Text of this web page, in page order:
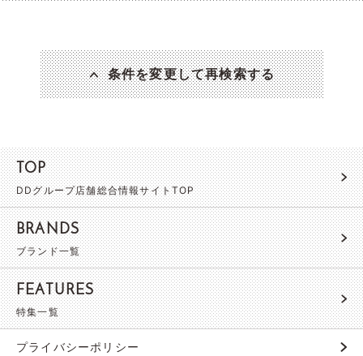
条件を変更して再検索する
TOP
DDグループ店舗総合情報サイトTOP
BRANDS
ブランド一覧
FEATURES
特集一覧
プライバシーポリシー